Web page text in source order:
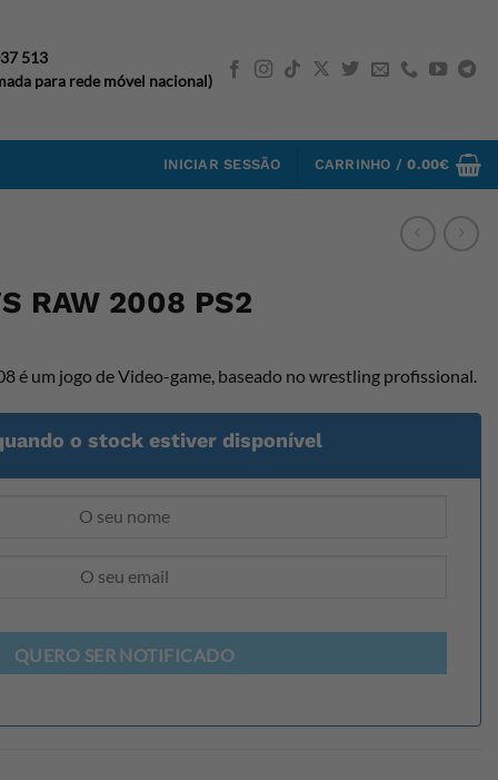
513
para rede móvel nacional)
INICIAR SESSÃO CARRINHO /0.00€
RAW 2008 PS2
é um jogo de Video-game, baseado no wrestling profissional.
o stock estiver disponível
QUERO SER NOTIFICADO